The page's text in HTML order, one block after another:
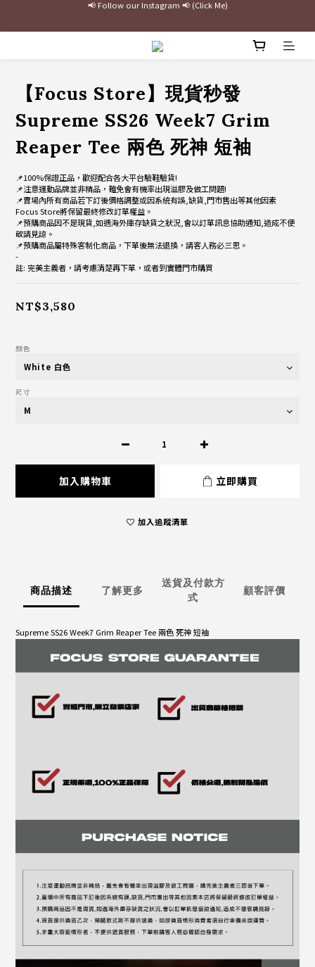
最新三方聯名倒鉤，火熱預購接單中🔥
【Focus Store】現貨秒發
Supreme SS26 Week7 Grim
Reaper Tee 兩色 死神 短袖
📌100%保證正品，歡迎配合各大平台驗鞋驗貨!
📌注意運動品牌並非精品，難免會有機率出現溢膠及做工問題!
📌賣場內所有商品若下訂後價格調整或因系統有誤,缺貨,門市售出等其他因素
Focus Store將保留最終修改訂單權益。
📌預購商品因不是現貨,如遇海外庫存缺貨之狀況,會以訂單訊息協助通知,造成不便
敬請見諒。
📌預購商品屬特殊客制化商品，下單後無法退換，請客人務必三思。
-
註: 完美主義者，請考慮清楚再下單，或者到實體門市購買
NT$3,580
顏色
尺寸
加入購物車 立即購買
加入追蹤清單
商品描述 了解更多
送貨及付款方
式
顧客評價
Supreme SS26 Week7 Grim Reaper Tee 兩色 死神 短袖